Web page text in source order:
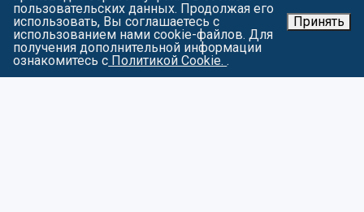
Жизнь училища
Виды спорта
Родителям
Тренерам
пользовательских данных. Продолжая его
использовать, Вы соглашаетесь с
использованием нами cookie-файлов. Для
получения дополнительной информации
ознакомитесь с Политикой Cookie..
Принять